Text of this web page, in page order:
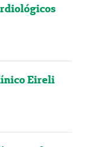
Eireli